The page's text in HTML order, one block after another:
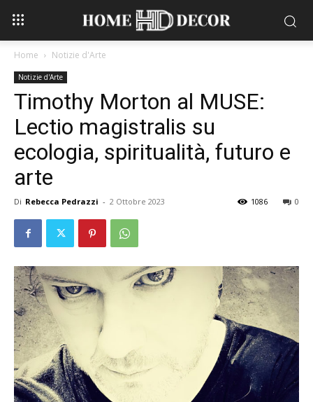
Home Notizie d'Arte
Notizie d'Arte
Timothy Morton al MUSE:
Lectio magistralis su
ecologia, spiritualità, futuro e
arte
Di Rebecca Pedrazzi - 2 Ottobre 2023 0
1086